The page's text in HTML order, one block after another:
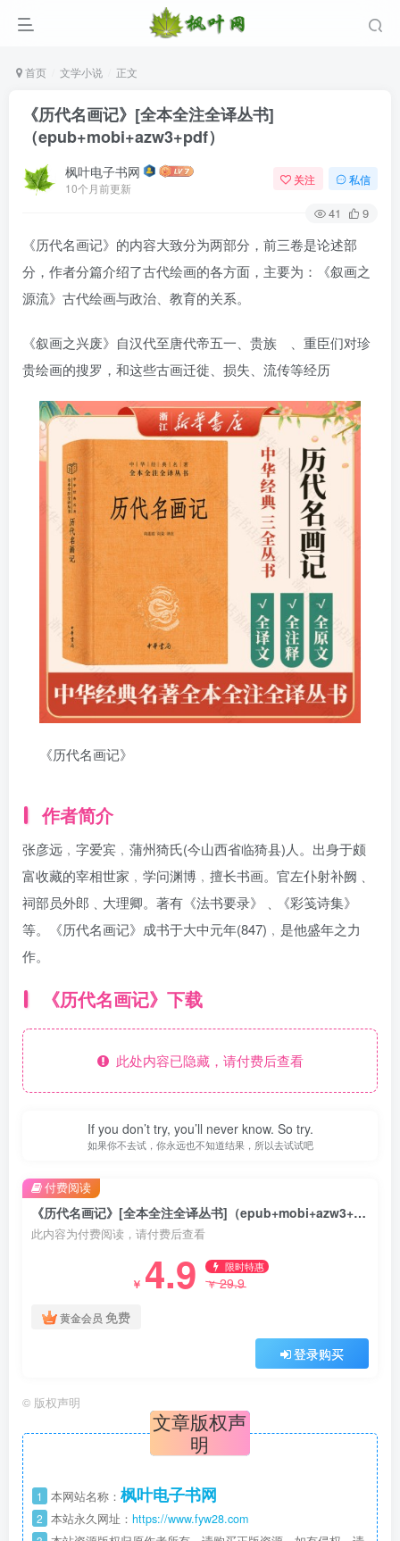
首页 文学小说 正文
《历代名画记》[全本全注全译丛书]
（epub+mobi+azw3+pdf）
枫叶电子书网
10个月前更新
关注 私信
41 9
《历代名画记》的内容大致分为两部分，前三卷是论述部
分，作者分篇介绍了古代绘画的各方面，主要为：《叙画之
源流》古代绘画与政治、教育的关系。
《叙画之兴废》自汉代至唐代帝五一、贵族 、重臣们对珍
贵绘画的搜罗，和这些古画迁徙、损失、流传等经历
《历代名画记》
作者简介
张彦远﹐字爱宾﹐蒲州猗氏(今山西省临猗县)人。出身于颇
富收藏的宰相世家﹐学问渊博﹐擅长书画。官左仆射补阙﹑
祠部员外郎﹑大理卿。著有《法书要录》﹑《彩笺诗集》
等。《历代名画记》成书于大中元年(847)﹐是他盛年之力
作。
《历代名画记》下载
此处内容已隐藏，请付费后查看
If you don’t try, you’ll never know. So try.
如果你不去试，你永远也不知道结果，所以去试试吧
《历代名画记》[全本全注全译丛书]（epub+mobi+azw3+pdf）
此内容为付费阅读，请付费后查看
￥ 4.9 限时特惠
￥29.9
黄金会员 免费
登录购买
付费阅读
© 版权声明
文章版权声
明
1 本网站名称： 枫叶电子书网
2 本站永久网址： https://www.fyw28.com